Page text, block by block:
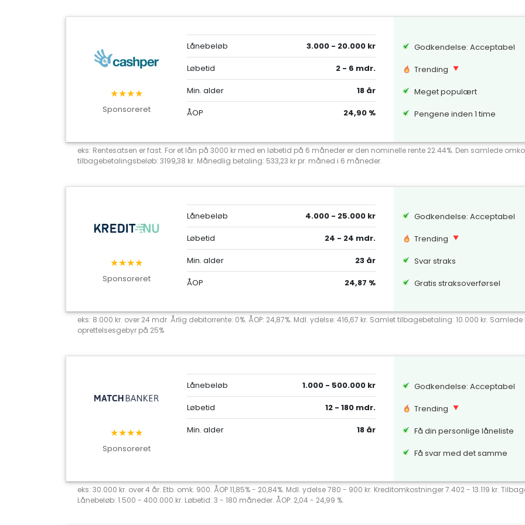
★★★★
Sponsoreret
Lånebeløb
3.000 - 20.000 kr
Løbetid
2 - 6 mdr.
Min. alder
18 år
ÅOP
24,90 %
Godkendelse: Acceptabel
Trending
Meget populært
Pengene inden 1 time
eks: Rentesatsen er fast. For et lån på 3000 kr med en løbetid på 6 måneder er den nominelle rente 22.44%. Den samlede
tilbagebetalingsbeløb: 3199,38 kr. Månedlig betaling: 533,23 kr pr. måned i 6 måneder.
★★★★
Sponsoreret
Lånebeløb
4.000 - 25.000 kr
Løbetid
24 - 24 mdr.
Min. alder
23 år
ÅOP
24,87 %
Godkendelse: Acceptabel
Trending
Svar straks
Gratis straksoverførsel
eks: 8.000 kr. over 24 mdr. Årlig debitorrente: 0%. ÅOP: 24,87%. Mdl. ydelse: 416,67 kr. Samlet tilbagebetaling: 10.000 kr.
oprettelsesgebyr på 25%
★★★★
Sponsoreret
Lånebeløb
1.000 - 500.000 kr
Løbetid
12 - 180 mdr.
Min. alder
18 år
Godkendelse: Acceptabel
Trending
Få din personlige låneliste
Få svar med det samme
eks: 30.000 kr. over 4 år. Etb. omk. 900. ÅOP 11,85% - 20,84%. Mdl. ydelse 780 - 900 kr. Kreditomkostninger 7.402 - 13.119 kr.
Lånebeløb: 1.500 - 400.000 kr. Løbetid: 3 - 180 måneder. ÅOP: 2,04 - 24,99 %.